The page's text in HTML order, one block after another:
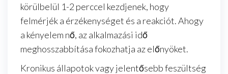
körülbelül 1-2 perccel kezdjenek, hogy
felmérjék a érzékenységet és a reakciót. Ahogy
a kényelem nő, az alkalmazási idő
meghosszabbítása fokozhatja az előnyöket.
Kronikus állapotok vagy jelentősebb feszültség